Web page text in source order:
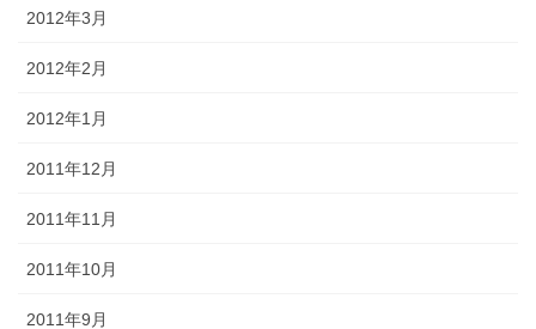
2012年3月
2012年2月
2012年1月
2011年12月
2011年11月
2011年10月
2011年9月